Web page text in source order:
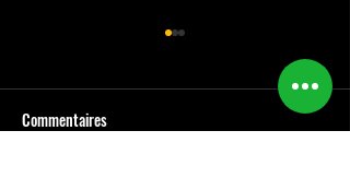
Commentaires